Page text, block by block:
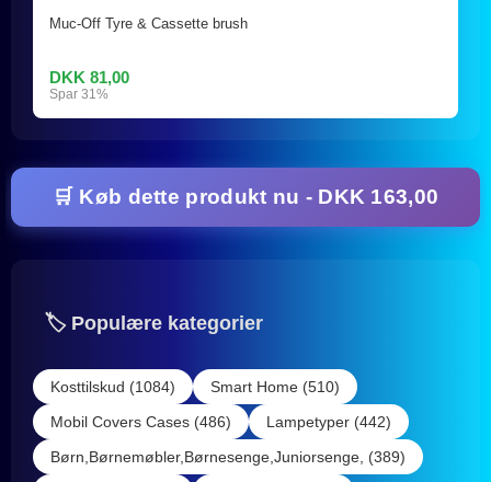
Muc-Off Tyre & Cassette brush
DKK 81,00
Spar 31%
🛒 Køb dette produkt nu - DKK 163,00
🏷️ Populære kategorier
Kosttilskud (1084)
Smart Home (510)
Mobil Covers Cases (486)
Lampetyper (442)
Børn,Børnemøbler,Børnesenge,Juniorsenge, (389)